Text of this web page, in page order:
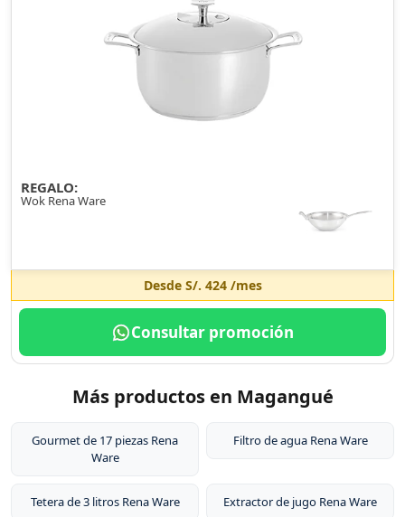
REGALO:
Wok Rena Ware
Desde S/. 424/mes
Consultar promoción
Más productos en Magangué
Gourmet de 17 piezas Rena
Ware
Filtro de agua Rena Ware
Tetera de 3 litros Rena Ware Extractor de jugo Rena Ware